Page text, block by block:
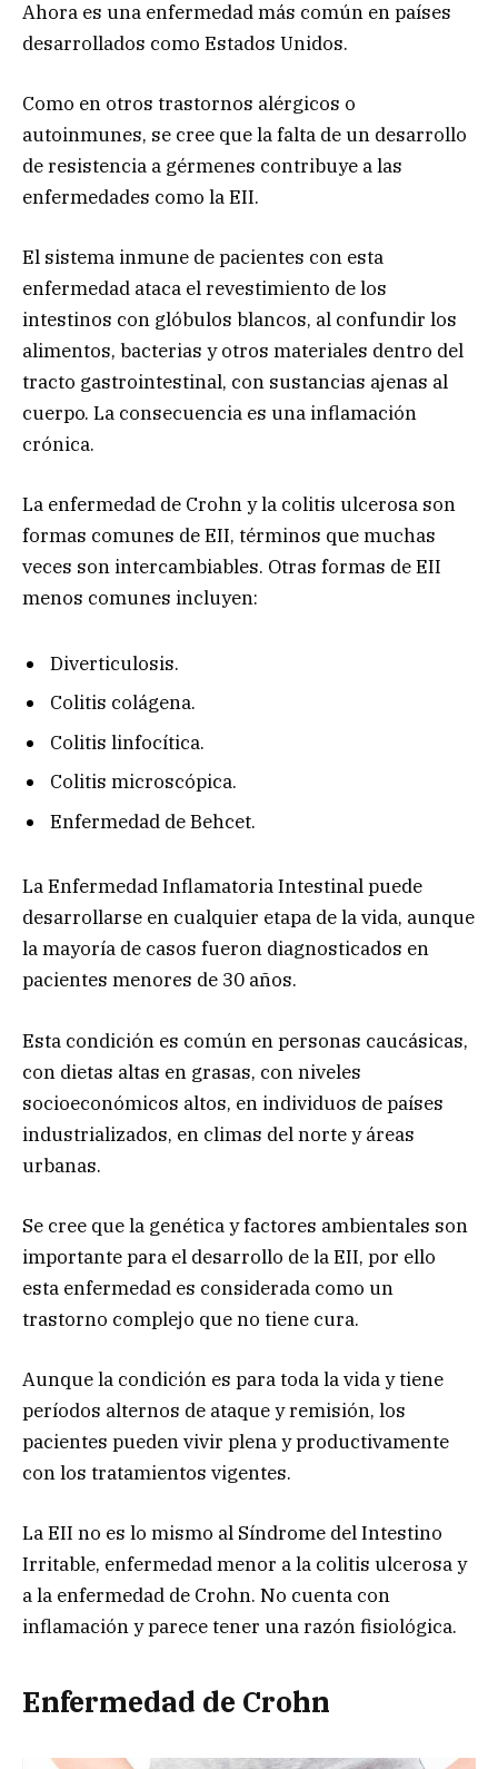
Ahora es una enfermedad más común en países
desarrollados como Estados Unidos.
Como en otros trastornos alérgicos o
autoinmunes, se cree que la falta de un desarrollo
de resistencia a gérmenes contribuye a las
enfermedades como la EII.
El sistema inmune de pacientes con esta
enfermedad ataca el revestimiento de los
intestinos con glóbulos blancos, al confundir los
alimentos, bacterias y otros materiales dentro del
tracto gastrointestinal, con sustancias ajenas al
cuerpo. La consecuencia es una inflamación
crónica.
La enfermedad de Crohn y la colitis ulcerosa son
formas comunes de EII, términos que muchas
veces son intercambiables. Otras formas de EII
menos comunes incluyen:
Diverticulosis.
Colitis colágena.
Colitis linfocítica.
Colitis microscópica.
Enfermedad de Behcet.
La Enfermedad Inflamatoria Intestinal puede
desarrollarse en cualquier etapa de la vida, aunque
la mayoría de casos fueron diagnosticados en
pacientes menores de 30 años.
Esta condición es común en personas caucásicas,
con dietas altas en grasas, con niveles
socioeconómicos altos, en individuos de países
industrializados, en climas del norte y áreas
urbanas.
Se cree que la genética y factores ambientales son
importante para el desarrollo de la EII, por ello
esta enfermedad es considerada como un
trastorno complejo que no tiene cura.
Aunque la condición es para toda la vida y tiene
períodos alternos de ataque y remisión, los
pacientes pueden vivir plena y productivamente
con los tratamientos vigentes.
La EII no es lo mismo al Síndrome del Intestino
Irritable, enfermedad menor a la colitis ulcerosa y
a la enfermedad de Crohn. No cuenta con
inflamación y parece tener una razón fisiológica.
Enfermedad de Crohn